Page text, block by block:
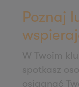
62-028
36 MINUT
ul. Słodowa
63-700
Poznaj
W Twoim
spotkasz
osiągnąć